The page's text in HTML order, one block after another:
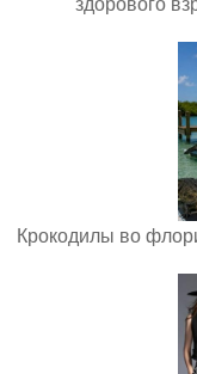
Крокодилы во